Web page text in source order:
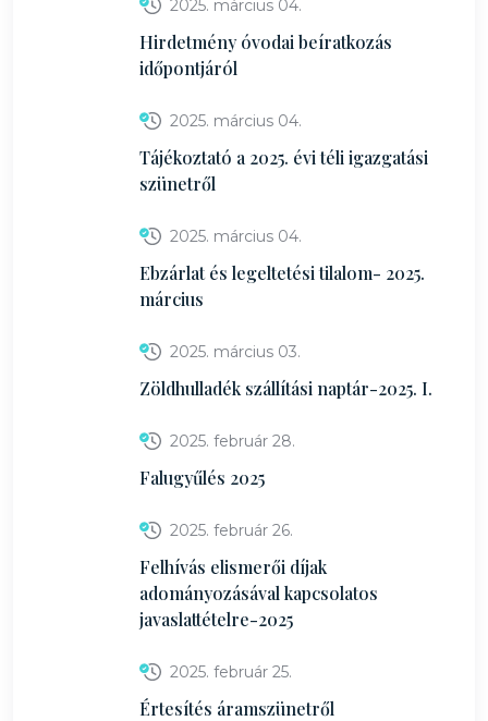
2025. március 04.
Hirdetmény óvodai beíratkozás
időpontjáról
2025. március 04.
Tájékoztató a 2025. évi téli igazgatási
szünetről
2025. március 04.
Ebzárlat és legeltetési tilalom- 2025.
március
2025. március 03.
Zöldhulladék szállítási naptár-2025. I.
2025. február 28.
Falugyűlés 2025
2025. február 26.
Felhívás elismerői díjak
adományozásával kapcsolatos
javaslattételre-2025
2025. február 25.
Értesítés áramszünetről